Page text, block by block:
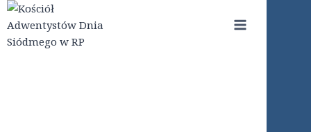
Przejdź
do
treści